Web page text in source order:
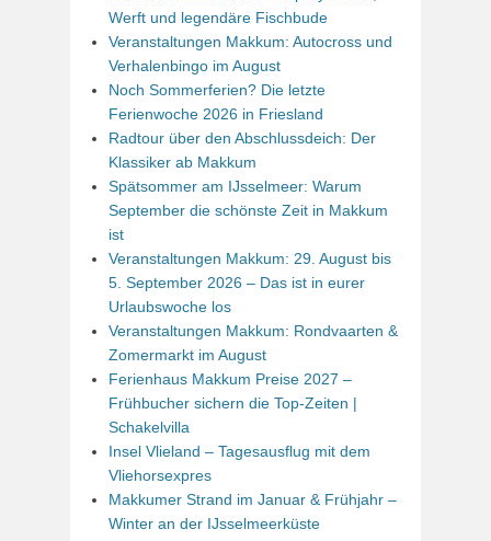
Werft und legendäre Fischbude
Veranstaltungen Makkum: Autocross und
Verhalenbingo im August
Noch Sommerferien? Die letzte
Ferienwoche 2026 in Friesland
Radtour über den Abschlussdeich: Der
Klassiker ab Makkum
Spätsommer am IJsselmeer: Warum
September die schönste Zeit in Makkum
ist
Veranstaltungen Makkum: 29. August bis
5. September 2026 – Das ist in eurer
Urlaubswoche los
Veranstaltungen Makkum: Rondvaarten &
Zomermarkt im August
Ferienhaus Makkum Preise 2027 –
Frühbucher sichern die Top-Zeiten |
Schakelvilla
Insel Vlieland – Tagesausflug mit dem
Vliehorsexpres
Makkumer Strand im Januar & Frühjahr –
Winter an der IJsselmeerküste